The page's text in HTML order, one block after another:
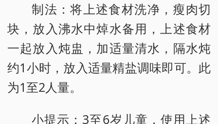
制法：将上述食材洗净，瘦肉切
块，放入沸水中焯水备用，上述食材
一起放入炖盅，加适量清水，隔水炖
约1小时，放入适量精盐调味即可。此
为1至2人量。
小提示：3至6岁儿童，使用上述